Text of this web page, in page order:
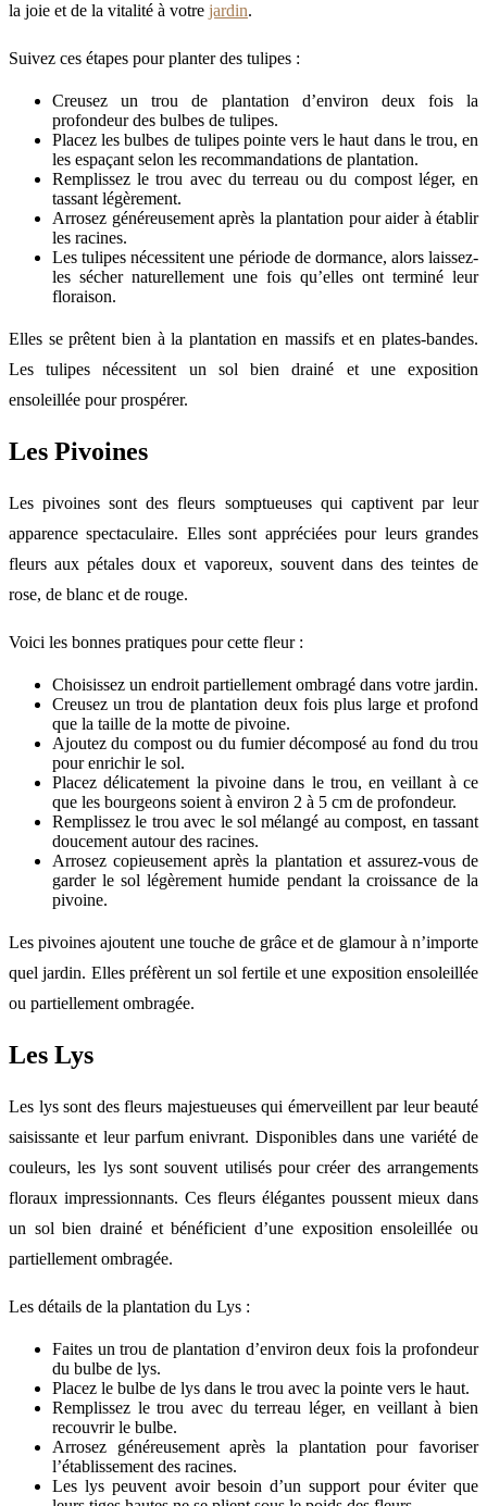
la joie et de la vitalité à votre jardin.
Suivez ces étapes pour planter des tulipes :
Creusez un trou de plantation d’environ deux fois la
profondeur des bulbes de tulipes.
Placez les bulbes de tulipes pointe vers le haut dans le trou, en
les espaçant selon les recommandations de plantation.
Remplissez le trou avec du terreau ou du compost léger, en
tassant légèrement.
Arrosez généreusement après la plantation pour aider à établir
les racines.
Les tulipes nécessitent une période de dormance, alors laissez-
les sécher naturellement une fois qu’elles ont terminé leur
floraison.
Elles se prêtent bien à la plantation en massifs et en plates-bandes.
Les tulipes nécessitent un sol bien drainé et une exposition
ensoleillée pour prospérer.
Les Pivoines
Les pivoines sont des fleurs somptueuses qui captivent par leur
apparence spectaculaire. Elles sont appréciées pour leurs grandes
fleurs aux pétales doux et vaporeux, souvent dans des teintes de
rose, de blanc et de rouge.
Voici les bonnes pratiques pour cette fleur :
Choisissez un endroit partiellement ombragé dans votre jardin.
Creusez un trou de plantation deux fois plus large et profond
que la taille de la motte de pivoine.
Ajoutez du compost ou du fumier décomposé au fond du trou
pour enrichir le sol.
Placez délicatement la pivoine dans le trou, en veillant à ce
que les bourgeons soient à environ 2 à 5 cm de profondeur.
Remplissez le trou avec le sol mélangé au compost, en tassant
doucement autour des racines.
Arrosez copieusement après la plantation et assurez-vous de
garder le sol légèrement humide pendant la croissance de la
pivoine.
Les pivoines ajoutent une touche de grâce et de glamour à n’importe
quel jardin. Elles préfèrent un sol fertile et une exposition ensoleillée
ou partiellement ombragée.
Les Lys
Les lys sont des fleurs majestueuses qui émerveillent par leur beauté
saisissante et leur parfum enivrant. Disponibles dans une variété de
couleurs, les lys sont souvent utilisés pour créer des arrangements
floraux impressionnants. Ces fleurs élégantes poussent mieux dans
un sol bien drainé et bénéficient d’une exposition ensoleillée ou
partiellement ombragée.
Les détails de la plantation du Lys :
Faites un trou de plantation d’environ deux fois la profondeur
du bulbe de lys.
Placez le bulbe de lys dans le trou avec la pointe vers le haut.
Remplissez le trou avec du terreau léger, en veillant à bien
recouvrir le bulbe.
Arrosez généreusement après la plantation pour favoriser
l’établissement des racines.
Les lys peuvent avoir besoin d’un support pour éviter que